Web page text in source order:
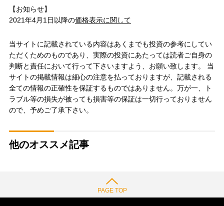
【お知らせ】
2021年4月1日以降の価格表示に関して
当サイトに記載されている内容はあくまでも投資の参考にしてい
ただくためのものであり、実際の投資にあたっては読者ご自身の
判断と責任において行って下さいますよう、お願い致します。 当
サイトの掲載情報は細心の注意を払っておりますが、記載される
全ての情報の正確性を保証するものではありません。万が一、ト
ラブル等の損失が被っても損害等の保証は一切行っておりません
ので、予めご了承下さい。
他のオススメ記事
PAGE TOP